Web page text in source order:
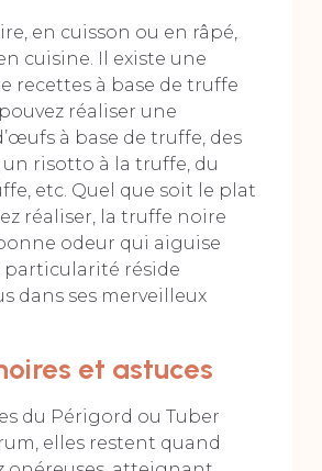
en cuisson ou en râpé,
cuisine. Il existe une
recettes à base de truffe
réaliser une
à base de truffe, des
risotto à la truffe, du
etc. Quel que soit le plat
réaliser, la truffe noire
odeur qui aiguise
particularité réside
dans ses merveilleux
et astuces
du Périgord ou Tuber
elles restent quand